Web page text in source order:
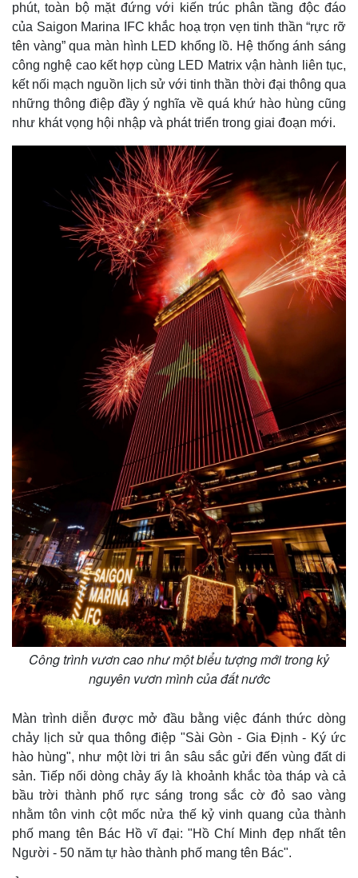
Thị trường
Tỷ giá
Chứng khoán
Giá cà phê
phút, toàn bộ mặt đứng với kiến trúc phân tầng độc đáo
của Saigon Marina IFC khắc hoạ trọn vẹn tinh thần “rực rỡ
tên vàng” qua màn hình LED khổng lồ. Hệ thống ánh sáng
công nghệ cao kết hợp cùng LED Matrix vận hành liên tục,
kết nối mạch nguồn lịch sử với tinh thần thời đại thông qua
những thông điệp đầy ý nghĩa về quá khứ hào hùng cũng
như khát vọng hội nhập và phát triển trong giai đoạn mới.
Công trình vươn cao như một biểu tượng mới trong kỷ
nguyên vươn mình của đất nước
Màn trình diễn được mở đầu bằng việc đánh thức dòng
chảy lịch sử qua thông điệp "Sài Gòn - Gia Định - Ký ức
hào hùng", như một lời tri ân sâu sắc gửi đến vùng đất di
sản. Tiếp nối dòng chảy ấy là khoảnh khắc tòa tháp và cả
bầu trời thành phố rực sáng trong sắc cờ đỏ sao vàng
nhằm tôn vinh cột mốc nửa thế kỷ vinh quang của thành
phố mang tên Bác Hồ vĩ đại: "Hồ Chí Minh đẹp nhất tên
Người - 50 năm tự hào thành phố mang tên Bác".